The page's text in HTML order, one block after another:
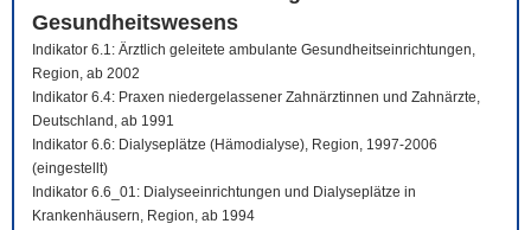
Gesundheitswesens
Indikator 6.1: Ärztlich geleitete ambulante Gesundheitseinrichtungen,
Region, ab 2002
Indikator 6.4: Praxen niedergelassener Zahnärztinnen und Zahnärzte,
Deutschland, ab 1991
Indikator 6.6: Dialyseplätze (Hämodialyse), Region, 1997-2006
(eingestellt)
Indikator 6.6_01: Dialyseeinrichtungen und Dialyseplätze in
Krankenhäusern, Region, ab 1994